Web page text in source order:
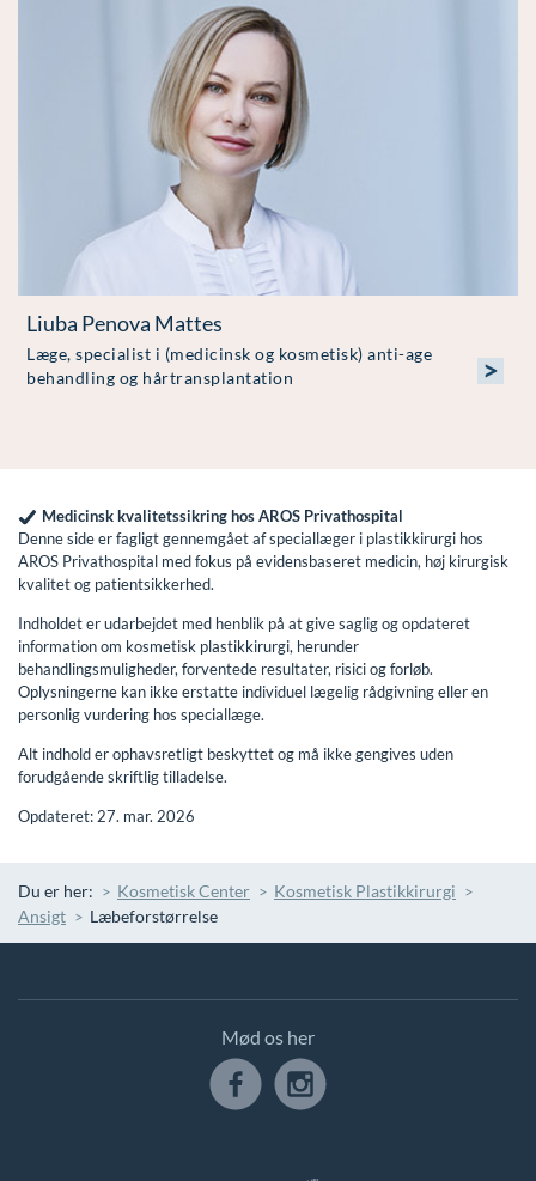
Liuba Penova Mattes
Læge, specialist i (medicinsk og kosmetisk) anti-age
behandling og hårtransplantation
>
Medicinsk kvalitetssikring hos AROS Privathospital
Denne side er fagligt gennemgået af speciallæger i plastikkirurgi hos
AROS Privathospital med fokus på evidensbaseret medicin, høj kirurgisk
kvalitet og patientsikkerhed.
Indholdet er udarbejdet med henblik på at give saglig og opdateret
information om kosmetisk plastikkirurgi, herunder
behandlingsmuligheder, forventede resultater, risici og forløb.
Oplysningerne kan ikke erstatte individuel lægelig rådgivning eller en
personlig vurdering hos speciallæge.
Alt indhold er ophavsretligt beskyttet og må ikke gengives uden
forudgående skriftlig tilladelse.
Opdateret: 27. mar. 2026
Du er her: Kosmetisk Center
Kosmetisk Plastikkirurgi
Ansigt
Læbeforstørrelse
Mød os her